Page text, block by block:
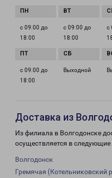
с 09:00 до
18:00
с 09:00 до
18:00
с
с 09:00 до
18:00
Выходной
Доставка из
Из филиала в Волгодонске
осуществляется в следующие
Волгодонск
Гремячая (Котельниковский